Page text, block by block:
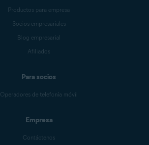
Productos para empresa
Socios empresariales
Blog empresarial
Afiliados
Para socios
Operadores de telefonía móvil
Empresa
Contáctenos